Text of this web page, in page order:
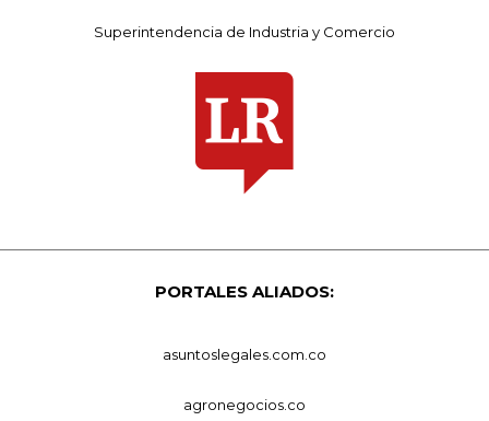
Superintendencia de Industria y Comercio
PORTALES ALIADOS:
asuntoslegales.com.co
agronegocios.co